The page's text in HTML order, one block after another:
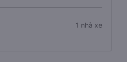
1 nhà xe